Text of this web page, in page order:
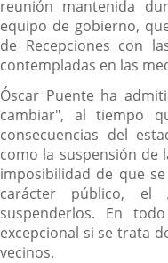
reunión mantenida
equipo de gobierno,
de Recepciones con
contempladas en las
Óscar Puente ha
cambiar", al tiempo
consecuencias del
como la suspensión de
imposibilidad de que
carácter público, el
suspenderlos. En
excepcional si se trata
vecinos.